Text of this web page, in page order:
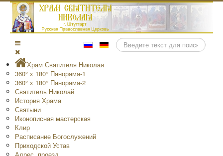
Поиск
Храм Святителя Николая
360° x 180° Панорама-1
360° x 180° Панорама-2
Святитель Николай
История Храма
Святыни
Иконописная мастерская
Клир
Расписание Богослужений
Приходской Устав